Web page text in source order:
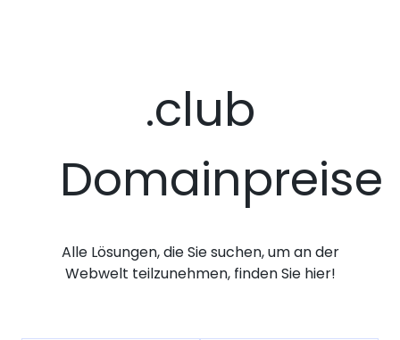
.club
Domainpreise
Alle Lösungen, die Sie suchen, um an der
Webwelt teilzunehmen, finden Sie hier!